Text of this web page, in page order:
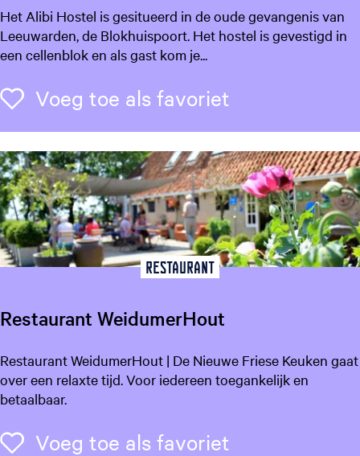
A
l
i
i
H
o
s
t
e
l
Het Alibi Hostel is gesitueerd in de oude gevangenis van
Leeuwarden, de Blokhuispoort. Het hostel is gevestigd in
een cellenblok en als gast kom je...
Voeg toe als favoriet
Restaurant WeidumerHout
R
e
s
a
Restaurant WeidumerHout | De Nieuwe Friese Keuken gaat
over een relaxte tijd. Voor iedereen toegankelijk en
betaalbaar.
Restaurant
Voeg toe als favoriet